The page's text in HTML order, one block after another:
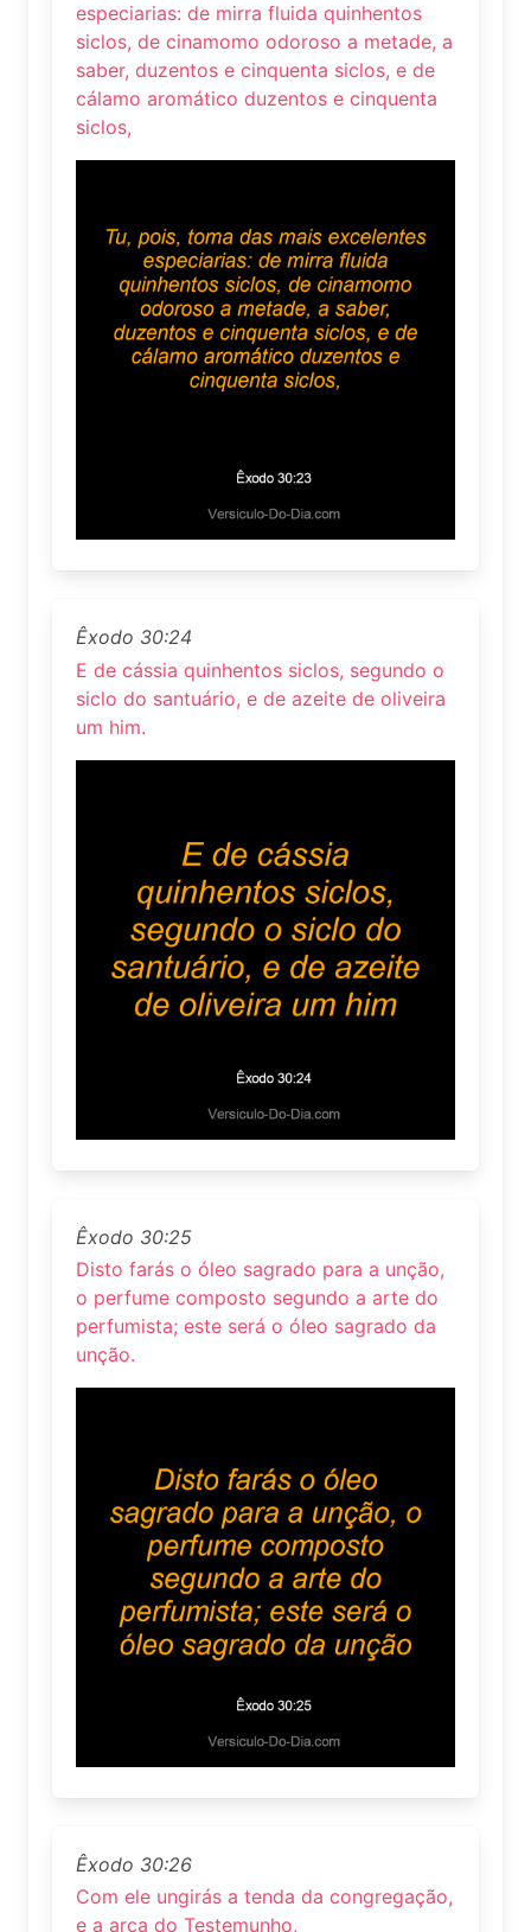
especiarias: de mirra fluida quinhentos
siclos, de cinamomo odoroso a metade, a
saber, duzentos e cinquenta siclos, e de
cálamo aromático duzentos e cinquenta
siclos,
Êxodo 30:24
E de cássia quinhentos siclos, segundo o
siclo do santuário, e de azeite de oliveira
um him.
Êxodo 30:25
Disto farás o óleo sagrado para a unção,
o perfume composto segundo a arte do
perfumista; este será o óleo sagrado da
unção.
Êxodo 30:26
Com ele ungirás a tenda da congregação,
e a arca do Testemunho,